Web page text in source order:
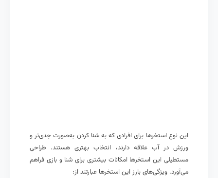
این نوع استخرها برای افرادی که به شنا کردن به‌صورت جدی‌تر و
ورزش در آب علاقه دارند، انتخاب بهتری هستند. طراحی
مستطیلی این استخرها امکانات بیشتری برای شنا و بازی فراهم
می‌آورد. ویژگی‌های بارز این استخرها عبارتند از: